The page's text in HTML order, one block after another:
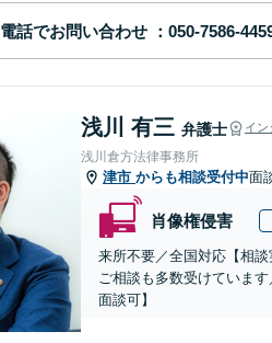
電話でお問い合わせ
浅川 有三 弁護士 イン
浅川倉方法律事務所
津市 からも相談受付中面
肖像権侵害
来所不要／全国対応【相
ご相談も多数受けていま
面談可】